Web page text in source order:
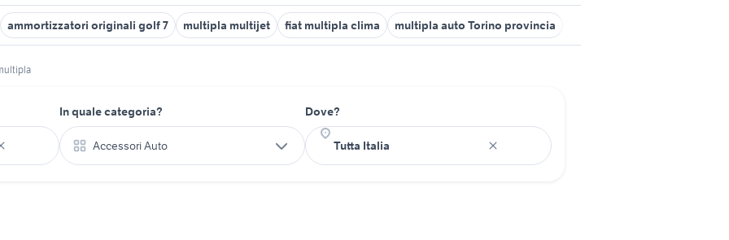
ammortizzatori originali golf 7 multipla multijet fiat multipla clima multipla auto Torino provincia
In quale categoria?
Accessori Auto
Dove?